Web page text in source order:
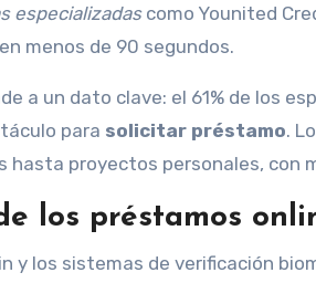
especializadascomo Younited
menos de 90 segundos.
a un dato clave: el 61% de los
para solicitar préstamo.
hasta proyectos personales, con
los préstamos
y los sistemas de verificación